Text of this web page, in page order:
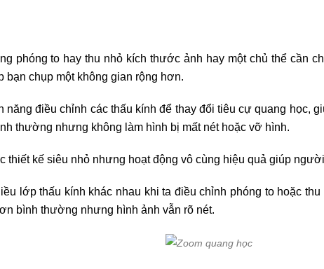
phóng to hay thu nhỏ kích thước ảnh hay một chủ thể cần
bạn chụp một không gian rộng hơn.
năng điều chỉnh các thấu kính để thay đổi tiêu cự quang học,
thường nhưng không làm hình bị mất nét hoặc vỡ hình.
thiết kế siêu nhỏ nhưng hoạt động vô cùng hiệu quả giúp
lớp thấu kính khác nhau khi ta điều chỉnh phóng to hoặc
bình thường nhưng hình ảnh vẫn rõ nét.